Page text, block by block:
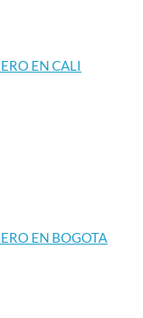
EN CALI
EN BOGOTA